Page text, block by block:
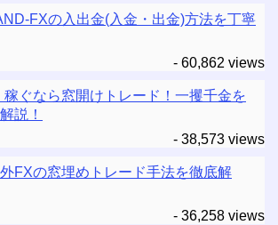
FXの入出金(入金・出金)方法を丁寧
- 60,862 views
ぐなら窓開けトレード！一攫千金を
説！
- 38,573 views
FXの窓埋めトレード手法を徹底解
- 36,258 views